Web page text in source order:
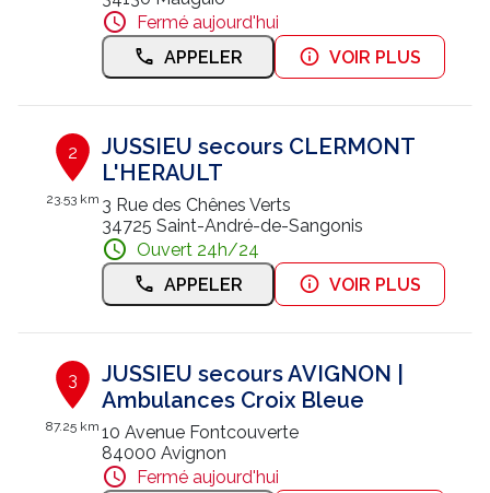
Nous contacter
Trouver un centre JUSSIEU
Fermé aujourd'hui
APPELER
VOIR PLUS
2
23.53 km
JUSSIEU secours CLERMONT
L'HERAULT
3 Rue des Chênes Verts
34725 Saint-André-de-Sangonis
Ouvert 24h/24
APPELER
VOIR PLUS
3
87.25 km
JUSSIEU secours AVIGNON |
Ambulances Croix Bleue
10 Avenue Fontcouverte
84000 Avignon
Fermé aujourd'hui